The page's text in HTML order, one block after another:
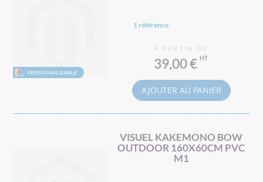
1 référence
À PARTIR DE
39,00 €
AJOUTER AU PANIER
VISUEL KAKEMONO BOW
OUTDOOR 160X60CM PVC
M1